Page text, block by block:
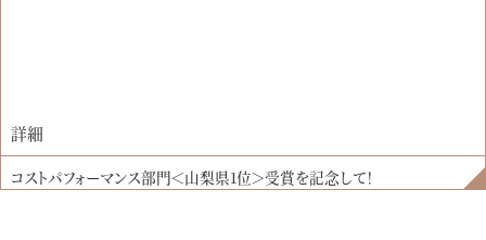
詳細
コストパフォーマンス部門＜山梨県1位＞受賞を記念して！